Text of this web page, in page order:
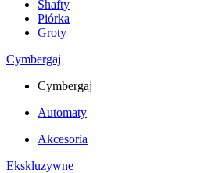
Shafty
Piórka
Groty
Cymbergaj
Cymbergaj
Automaty
Akcesoria
Ekskluzywne